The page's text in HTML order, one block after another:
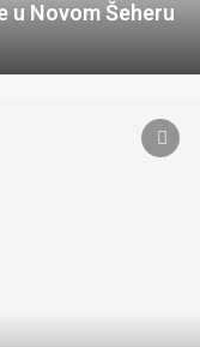
u Novom Šeheru